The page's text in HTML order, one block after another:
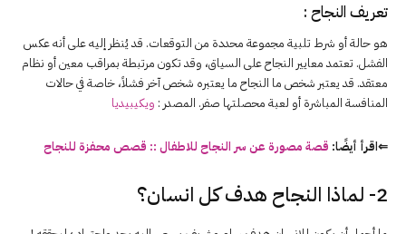
تعريف النجاح :
هو حالة أو شرط تلبية مجموعة محددة من التوقعات. قد يُنظر إليه على أنه عكس
الفشل. تعتمد معايير النجاح على السياق، وقد تكون مرتبطة بمراقب معين أو نظام
معتقد. قد يعتبر شخص ما النجاح ما يعتبره شخص آخر فشلاً، خاصة في حالات
المنافسة المباشرة أو لعبة محصلتها صفر. المصدر : ويكيبيديا
⇐اقرأ أيضًا: قصة مصورة عن سر النجاح للاطفال :: قصص محفزة للنجاح
2- لماذا النجاح هدف كل انسان؟